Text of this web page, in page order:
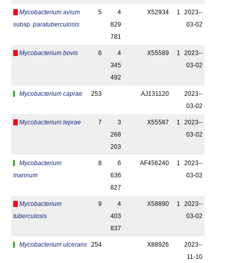
Mycobacterium avium
subsp. paratuberculosis
5
4
829
781
X52934 1
2023-­
03-02
Mycobacterium bovis 6
4
345
492
X55589 1
2023-­
03-02
Mycobacterium caprae 253 AJ131120
2023-­
03-02
Mycobacterium leprae 7
3
268
203
X55587 1
2023-­
03-02
Mycobacterium
marinum
8
6
636
827
AF456240 1
2023-­
03-02
Mycobacterium
tuberculosis
9
4
403
837
X58890 1
2023-­
03-02
Mycobacterium ulcerans 254 X88926
2023-­
11-10